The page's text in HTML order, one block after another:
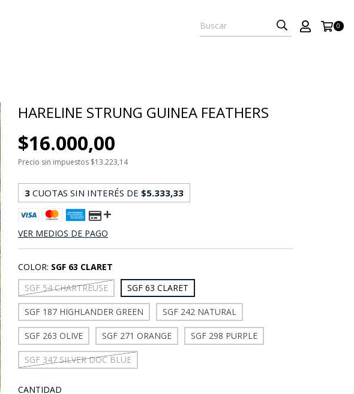
0
HARELINE STRUNG GUINEA FEATHERS
$16.000,00
Precio sin impuestos $13.223,14
3 CUOTAS SIN INTERÉS DE $5.333,33
VER MEDIOS DE PAGO
COLOR: SGF 63 CLARET
SGF 54 CHARTREUSE
SGF 63 CLARET
SGF 187 HIGHLANDER GREEN SGF 242 NATURAL
SGF 263 OLIVE SGF 271 ORANGE SGF 298 PURPLE
SGF 347 SILVER DOC BLUE
CANTIDAD